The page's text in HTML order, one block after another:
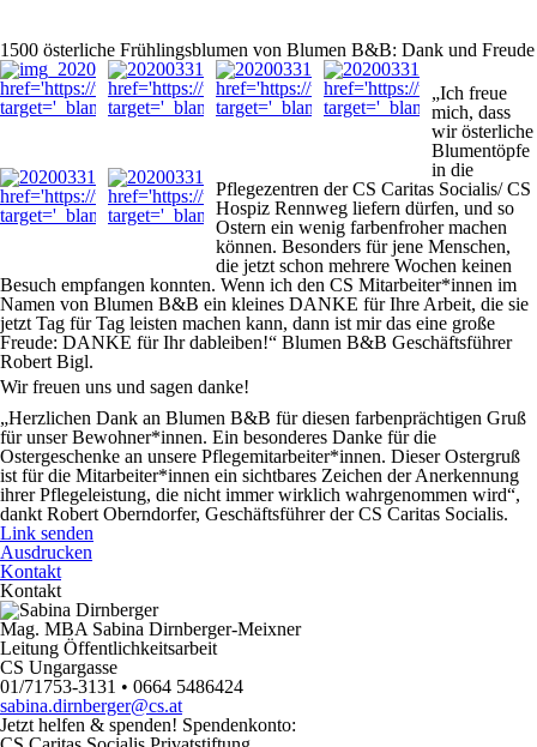
1500 österliche Frühlingsblumen von Blumen B&B: Dank und Freude
„Ich freue
mich, dass
wir österliche
Blumentöpfe
in die
Pflegezentren der CS Caritas Socialis/ CS
Hospiz Rennweg liefern dürfen, und so
Ostern ein wenig farbenfroher machen
können. Besonders für jene Menschen,
die jetzt schon mehrere Wochen keinen
Besuch empfangen konnten. Wenn ich den CS Mitarbeiter*innen im
Namen von Blumen B&B ein kleines DANKE für Ihre Arbeit, die sie
jetzt Tag für Tag leisten machen kann, dann ist mir das eine große
Freude: DANKE für Ihr dableiben!“ Blumen B&B Geschäftsführer
Robert Bigl.
Wir freuen uns und sagen danke!
„Herzlichen Dank an Blumen B&B für diesen farbenprächtigen Gruß
für unser Bewohner*innen. Ein besonderes Danke für die
Ostergeschenke an unsere Pflegemitarbeiter*innen. Dieser Ostergruß
ist für die Mitarbeiter*innen ein sichtbares Zeichen der Anerkennung
ihrer Pflegeleistung, die nicht immer wirklich wahrgenommen wird“,
dankt Robert Oberndorfer, Geschäftsführer der CS Caritas Socialis.
Link senden
Ausdrucken
Kontakt
Kontakt
Mag. MBA Sabina Dirnberger-Meixner
Leitung Öffentlichkeitsarbeit
CS Ungargasse
01/71753-3131 • 0664 5486424
sabina.dirnberger@cs.at
Jetzt helfen & spenden! Spendenkonto: